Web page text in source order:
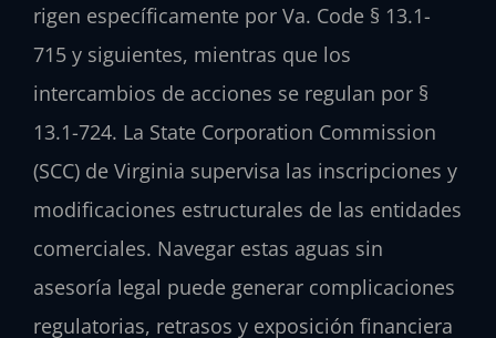
rigen específicamente por Va. Code § 13.1-
715 y siguientes, mientras que los
intercambios de acciones se regulan por §
13.1-724. La State Corporation Commission
(SCC) de Virginia supervisa las inscripciones y
modificaciones estructurales de las entidades
comerciales. Navegar estas aguas sin
asesoría legal puede generar complicaciones
regulatorias, retrasos y exposición financiera